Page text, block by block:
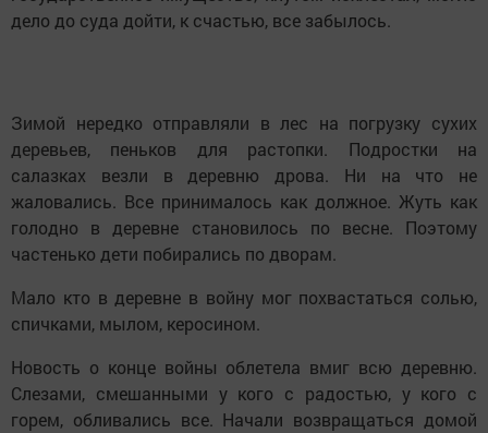
дело до суда дойти, к счастью, все забылось.
Зимой нередко отправляли в лес на погрузку сухих
деревьев, пеньков для растопки. Подростки на
салазках везли в деревню дрова. Ни на что не
жаловались. Все принималось как должное. Жуть как
голодно в деревне становилось по весне. Поэтому
частенько дети побирались по дворам.
Мало кто в деревне в войну мог похвастаться солью,
спичками, мылом, керосином.
Новость о конце войны облетела вмиг всю деревню.
Слезами, смешанными у кого с радостью, у кого с
горем, обливались все. Начали возвращаться домой